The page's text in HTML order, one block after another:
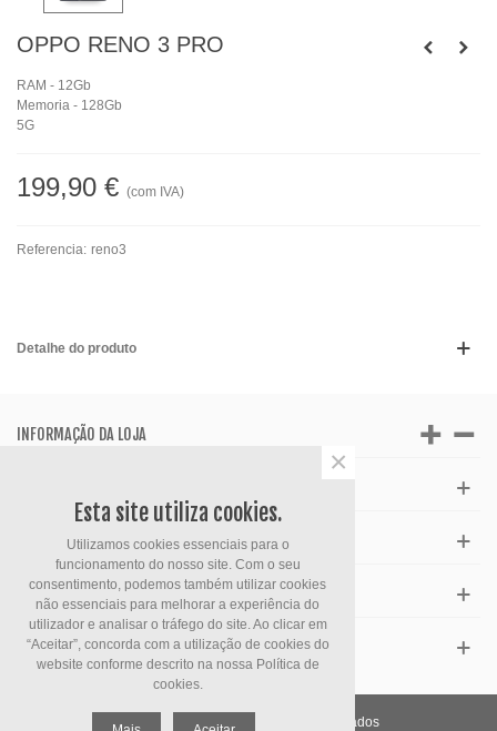
OPPO RENO 3 PRO
RAM - 12Gb
Memoria - 128Gb
5G
199,90 € (com IVA)
Referencia: reno3
Detalhe do produto
INFORMAÇÃO DA LOJA
HORÁRIO
FACEBOOK
ESPECIAIS
KunhaInformtica. Todos direitos reservados
Esta site utiliza cookies.
Utilizamos cookies essenciais para o
funcionamento do nosso site. Com o seu
consentimento, podemos também utilizar cookies
não essenciais para melhorar a experiência do
utilizador e analisar o tráfego do site. Ao clicar em
“Aceitar”, concorda com a utilização de cookies do
website conforme descrito na nossa Política de
cookies.
×